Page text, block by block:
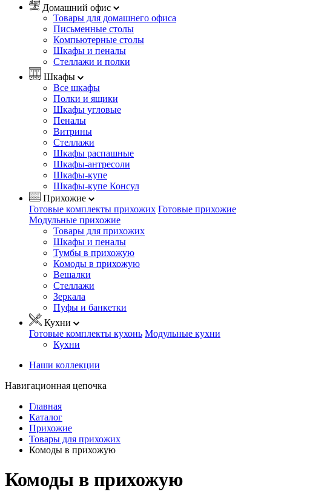
Домашний офис
Товары для домашнего офиса
Письменные столы
Компьютерные столы
Шкафы и пеналы
Стеллажи и полки
Шкафы
Все шкафы
Полки и ящики
Шкафы угловые
Пеналы
Витрины
Стеллажи
Шкафы распашные
Шкафы-антресоли
Шкафы-купе
Шкафы-купе Консул
Прихожие
Готовые комплекты прихожих Готовые прихожие
Модульные прихожие
Товары для прихожих
Шкафы и пеналы
Тумбы в прихожую
Комоды в прихожую
Вешалки
Стеллажи
Зеркала
Пуфы и банкетки
Кухни
Готовые комплекты кухонь Модульные кухни
Кухни
Наши коллекции
Навигационная цепочка
Главная
Каталог
Прихожие
Товары для прихожих
Комоды в прихожую
Комоды в прихожую